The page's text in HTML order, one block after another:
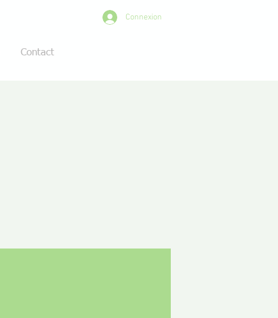
Connexion
Contact